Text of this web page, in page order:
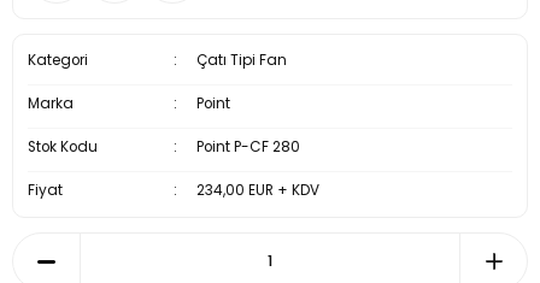
Kategori Çatı Tipi Fan
Marka Point
Stok Kodu Point P-CF 280
Fiyat 234,00 EUR + KDV